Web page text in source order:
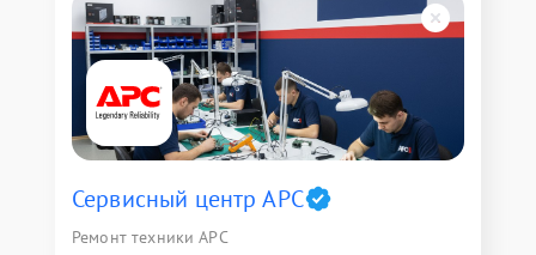
Сервисный центр APC
Ремонт техники APC